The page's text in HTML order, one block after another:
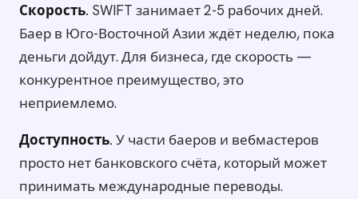
Скорость. SWIFT занимает 2-5 рабочих дней.
Баер в Юго-Восточной Азии ждёт неделю, пока
деньги дойдут. Для бизнеса, где скорость —
конкурентное преимущество, это
неприемлемо.
Доступность. У части баеров и вебмастеров
просто нет банковского счёта, который может
принимать международные переводы.